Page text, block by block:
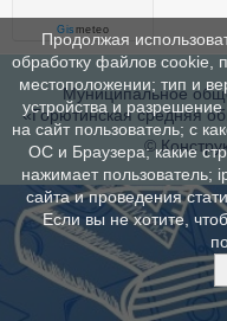
Gis meteo
Муниципальное
«Горютинская средняя
©
Продолжая
обработку файлов cookie,
местоположении; тип и
устройства и
на сайт пользователь; с
ОС и Браузера; какие
нажимает пользователь;
сайта и проведения
Если вы не хотите,